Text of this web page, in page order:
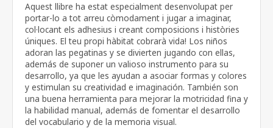
Aquest llibre ha estat especialment desenvolupat per
portar-lo a tot arreu còmodament i jugar a imaginar,
col·locant els adhesius i creant composicions i històries
úniques. El teu propi hàbitat cobrarà vida! Los niños
adoran las pegatinas y se divierten jugando con ellas,
además de suponer un valioso instrumento para su
desarrollo, ya que les ayudan a asociar formas y colores
y estimulan su creatividad e imaginación. También son
una buena herramienta para mejorar la motricidad fina y
la habilidad manual, además de fomentar el desarrollo
del vocabulario y de la memoria visual.